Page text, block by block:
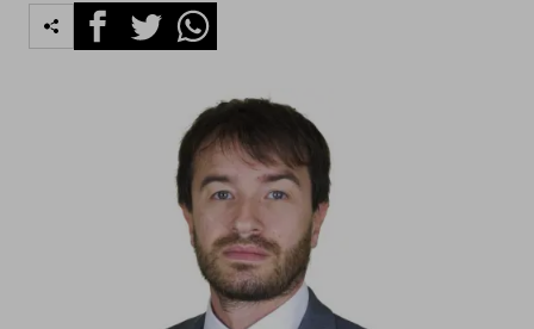
FacebookTwitterWhatsapp